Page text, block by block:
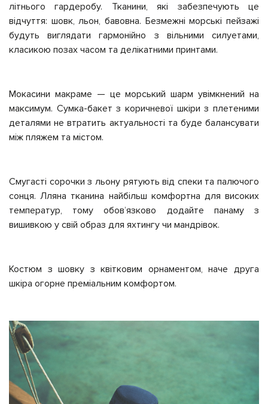
літнього гардеробу. Тканини, які забезпечують це
відчуття: шовк, льон, бавовна. Безмежні морські пейзажі
будуть виглядати гармонійно з вільними силуетами,
класикою позах часом та делікатними принтами.
Мокасини макраме — це морський шарм увімкнений на
максимум. Сумка-бакет з коричневої шкіри з плетеними
деталями не втратить актуальності та буде балансувати
між пляжем та містом.
Смугасті сорочки з льону рятують від спеки та палючого
сонця. Лляна тканина найбільш комфортна для високих
температур, тому обовʼязково додайте панаму з
вишивкою у свій образ для яхтингу чи мандрівок.
Костюм з шовку з квітковим орнаментом, наче друга
шкіра огорне преміальним комфортом.